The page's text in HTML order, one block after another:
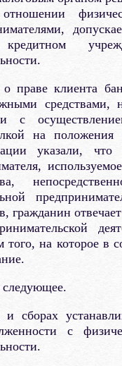
о праве клиента
средствами,
осуществлением
на положения
указали,
гражданин
на которое в
и сборах
с